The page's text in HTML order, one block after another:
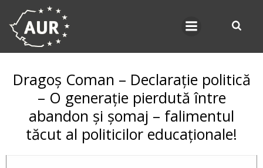
Dragoș Coman – Declarație politică
– O generație pierdută între
abandon și șomaj – falimentul
tăcut al politicilor educaționale!